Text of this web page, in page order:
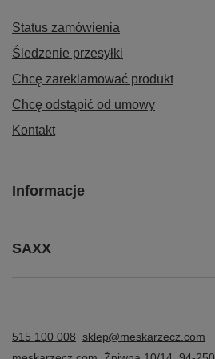
Status zamówienia
Śledzenie przesyłki
Chcę zareklamować produkt
Chcę odstąpić od umowy
Kontakt
Informacje
SAXX
515 100 008 sklep@meskarzecz.com